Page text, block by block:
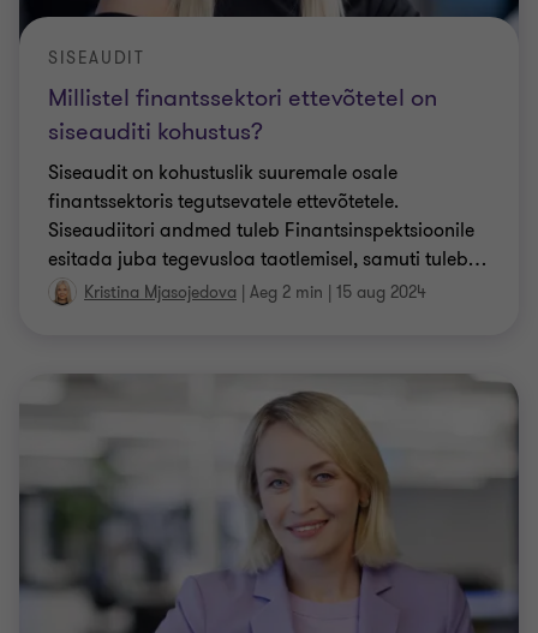
Millistel finantssektori ettevõtetel on
siseauditi kohustus?
SISEAUDIT
Siseaudit on kohustuslik suuremale osale
finantssektoris tegutsevatele ettevõtetele.
Siseaudiitori andmed tuleb Finantsinspektsioonile
esitada juba tegevusloa taotlemisel, samuti tuleb…
Kristina Mjasojedova | Aeg 2 min | 15 aug 2024